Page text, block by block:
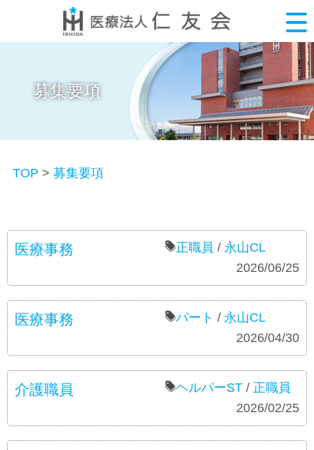
募集要項
TOP > 募集要項
医療事務 正職員 / 永山CL
2026/06/25
医療事務 パート / 永山CL
2026/04/30
介護職員 ヘルパーST / 正職員
2026/02/25